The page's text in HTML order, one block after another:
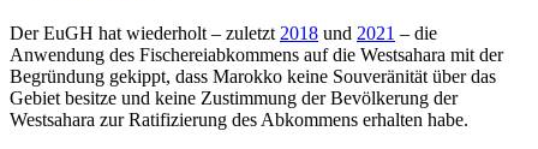
Der EuGH hat wiederholt – zuletzt 2018 und 2021 – die
Anwendung des Fischereiabkommens auf die Westsahara mit der
Begründung gekippt, dass Marokko keine Souveränität über das
Gebiet besitze und keine Zustimmung der Bevölkerung der
Westsahara zur Ratifizierung des Abkommens erhalten habe.